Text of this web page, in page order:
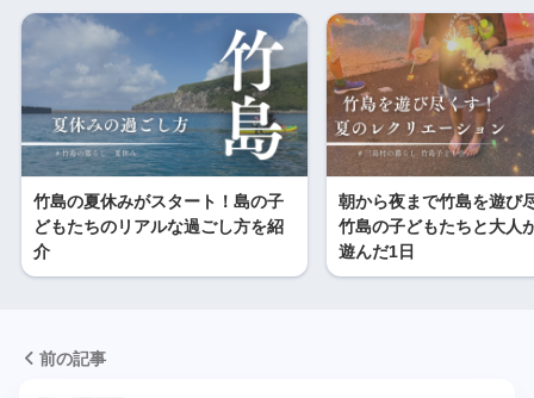
竹島の夏休みがスタート！島の子
どもたちのリアルな過ごし方を紹
介
朝から夜まで竹島を遊び
竹島の子どもたちと大人
遊んだ1日
前の記事